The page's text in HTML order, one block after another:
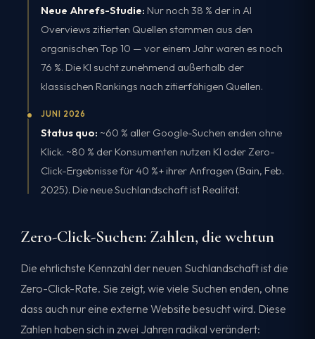
Neue Ahrefs-Studie: Nur noch 38 % der in AI
Overviews zitierten Quellen stammen aus den
organischen Top 10 — vor einem Jahr waren es noch
76 %. Die KI sucht zunehmend außerhalb der
klassischen Rankings nach zitierfähigen Quellen.
JUNI 2026
Status quo: ~60 % aller Google-Suchen enden ohne
Klick. ~80 % der Konsumenten nutzen KI oder Zero-
Click-Ergebnisse für 40 %+ ihrer Anfragen (Bain, Feb.
2025). Die neue Suchlandschaft ist Realität.
Zero-Click-Suchen: Zahlen, die wehtun
Die ehrlichste Kennzahl der neuen Suchlandschaft ist die
Zero-Click-Rate. Sie zeigt, wie viele Suchen enden, ohne
dass auch nur eine externe Website besucht wird. Diese
Zahlen haben sich in zwei Jahren radikal verändert: